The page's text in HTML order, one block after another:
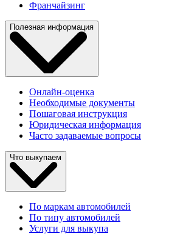
Франчайзинг
Полезная информация
Онлайн-оценка
Необходимые документы
Пошаговая инструкция
Юридическая информация
Часто задаваемые вопросы
Что выкупаем
По маркам автомобилей
По типу автомобилей
Услуги для выкупа